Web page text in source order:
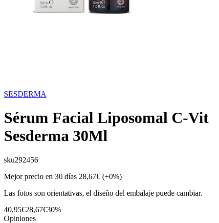
SESDERMA
Sérum Facial Liposomal C-Vit
Sesderma 30Ml
sku292456
Mejor precio en 30 días 28,67€ (+0%)
Las fotos son orientativas, el diseño del embalaje puede cambiar.
40,95€28,67€30%
Opiniones